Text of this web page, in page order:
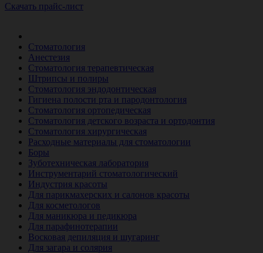
Скачать прайс-лист
Стоматология
Анестезия
Стоматология терапевтическая
Штрипсы и полиры
Стоматология эндодонтическая
Гигиена полости рта и пародонтология
Стоматология ортопедическая
Стоматология детского возраста и ортодонтия
Стоматология хирургическая
Расходные материалы для стоматологии
Боры
Зуботехническая лаборатория
Инструментарий стоматологический
Индустрия красоты
Для парикмахерских и салонов красоты
Для косметологов
Для маникюра и педикюра
Для парафинотерапии
Восковая депиляция и шугаринг
Для загара и солярия